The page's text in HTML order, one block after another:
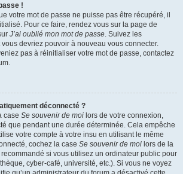
!
votre mot de passe ne puisse pas être récupéré, il
Pour ce faire, rendez vous sur la page de
J’ai oublié mon mot de passe. Suivez les
devriez pouvoir à nouveau vous connecter.
pas à réinitialiser votre mot de passe, contactez
déconnecté ?
case Se souvenir de moi lors de votre connexion,
que pendant une durée déterminée. Cela empêche
votre compte à votre insu en utilisant le même
cochez la case Se souvenir de moi lors de la
recommandé si vous utilisez un ordinateur public pour
cyber-café, université, etc.). Si vous ne voyez